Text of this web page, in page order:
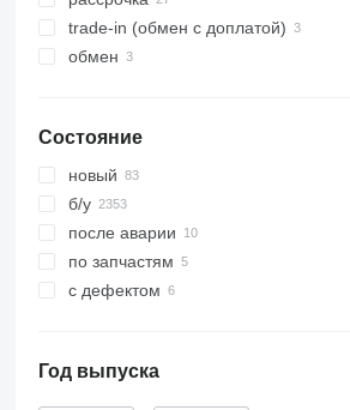
trade-in (обмен с доплатой)
обмен
Состояние
новый
б/у
после аварии
по запчастям
с дефектом
Год выпуска